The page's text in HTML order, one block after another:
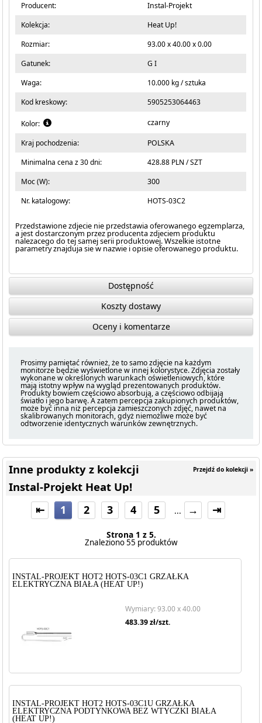
Producent:
Instal-Projekt
Kolekcja:
Heat Up!
Rozmiar:
93.00 x 40.00 x 0.00
Gatunek:
G I
Waga:
10.000 kg / sztuka
Kod kreskowy:
5905253064463
Kolor: czarny
Kraj pochodzenia:
POLSKA
Minimalna cena z 30 dni:
428.88 PLN / SZT
Moc (W):
300
Nr. katalogowy:
HOTS-03C2
Przedstawione zdjecie nie przedstawia oferowanego egzemplarza,
a jest dostarczonym przez producenta zdjeciem produktu
nalezacego do tej samej serii produktowej. Wszelkie istotne
parametry znajduja sie w nazwie i opisie oferowanego produktu.
Dostępność
Koszty dostawy
Oceny i komentarze
Prosimy pamiętać również, że to samo zdjęcie na każdym
monitorze będzie wyświetlone w innej kolorystyce. Zdjęcia zostały
wykonane w określonych warunkach oświetleniowych, które
mają istotny wpływ na wygląd prezentowanych produktów.
Produkty bowiem częściowo absorbują, a częściowo odbijają
światło i jego barwę. A zatem percepcja zakupionych produktów,
może być inna niż percepcja zamieszczonych zdjęć, nawet na
skalibrowanych monitorach, gdyż niemożliwe może być
odtworzenie identycznych warunków zewnętrznych.
Przejdź do kolekcji »
Inne produkty z kolekcji
Instal-Projekt Heat Up!
⇤ 1 2 3 4 5 ... → ⇥
Strona 1 z 5.
Znaleziono 55 produktów
INSTAL-PROJEKT HOT2 HOTS-03C1 GRZAŁKA
ELEKTRYCZNA BIAŁA (HEAT UP!)
Wymiary: 93.00 x 40.00
483.39zł/szt.
INSTAL-PROJEKT HOT2 HOTS-03C1U GRZAŁKA
ELEKTRYCZNA PODTYNKOWA BEZ WTYCZKI BIAŁA
(HEAT UP!)